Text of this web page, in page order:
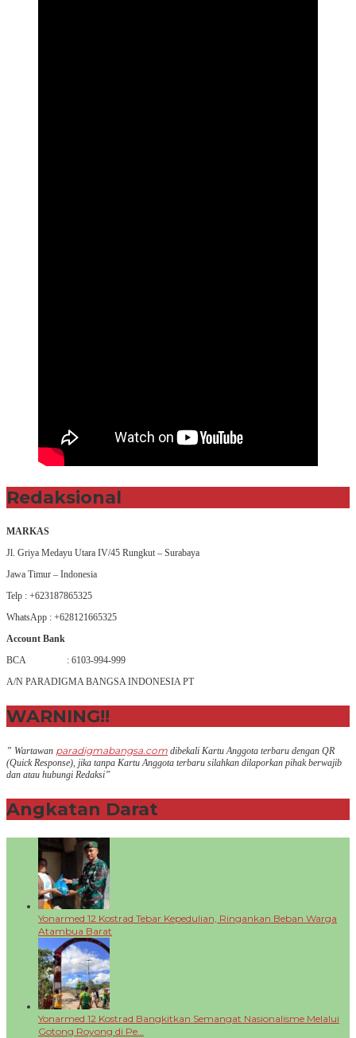
Redaksional
MARKAS
Jl. Griya Medayu Utara IV/45 Rungkut – Surabaya
Jawa Timur – Indonesia
Telp : +623187865325
WhatsApp : +628121665325
Account Bank
BCA : 6103-994-999
A/N PARADIGMA BANGSA INDONESIA PT
WARNING!!
” Wartawan paradigmabangsa.com dibekali Kartu Anggota terbaru dengan QR
(Quick Response), jika tanpa Kartu Anggota terbaru silahkan dilaporkan pihak berwajib
dan atau hubungi Redaksi”
Angkatan Darat
Yonarmed 12 Kostrad Tebar Kepedulian, Ringankan Beban Warga
Atambua Barat
Yonarmed 12 Kostrad Bangkitkan Semangat Nasionalisme Melalui
Gotong Royong di Pe…